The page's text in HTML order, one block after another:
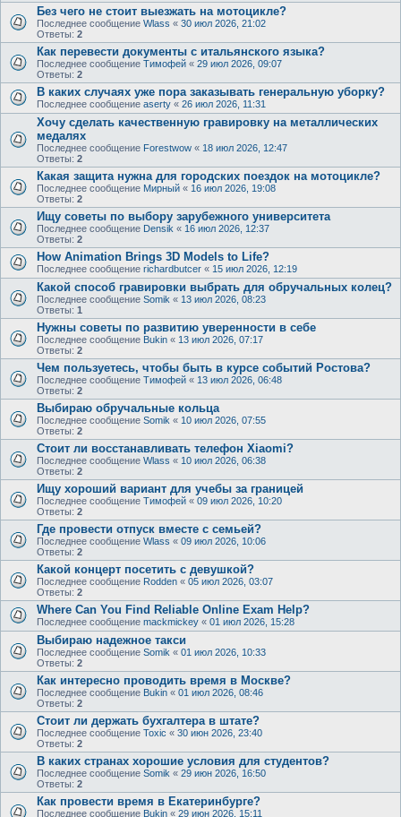
Без чего не стоит выезжать на мотоцикле?
Последнее сообщение Wlass « 30 июл 2026, 21:02
Ответы: 2
Как перевести документы с итальянского языка?
Последнее сообщение Тимофей « 29 июл 2026, 09:07
Ответы: 2
В каких случаях уже пора заказывать генеральную уборку?
Последнее сообщение aserty « 26 июл 2026, 11:31
Хочу сделать качественную гравировку на металлических
медалях
Последнее сообщение Forestwow « 18 июл 2026, 12:47
Ответы: 2
Какая защита нужна для городских поездок на мотоцикле?
Последнее сообщение Мирный « 16 июл 2026, 19:08
Ответы: 2
Ищу советы по выбору зарубежного университета
Последнее сообщение Densik « 16 июл 2026, 12:37
Ответы: 2
How Animation Brings 3D Models to Life?
Последнее сообщение richardbutcer « 15 июл 2026, 12:19
Какой способ гравировки выбрать для обручальных колец?
Последнее сообщение Somik « 13 июл 2026, 08:23
Ответы: 1
Нужны советы по развитию уверенности в себе
Последнее сообщение Bukin « 13 июл 2026, 07:17
Ответы: 2
Чем пользуетесь, чтобы быть в курсе событий Ростова?
Последнее сообщение Тимофей « 13 июл 2026, 06:48
Ответы: 2
Выбираю обручальные кольца
Последнее сообщение Somik « 10 июл 2026, 07:55
Ответы: 2
Стоит ли восстанавливать телефон Xiaomi?
Последнее сообщение Wlass « 10 июл 2026, 06:38
Ответы: 2
Ищу хороший вариант для учебы за границей
Последнее сообщение Тимофей « 09 июл 2026, 10:20
Ответы: 2
Где провести отпуск вместе с семьей?
Последнее сообщение Wlass « 09 июл 2026, 10:06
Ответы: 2
Какой концерт посетить с девушкой?
Последнее сообщение Rodden « 05 июл 2026, 03:07
Ответы: 2
Where Can You Find Reliable Online Exam Help?
Последнее сообщение mackmickey « 01 июл 2026, 15:28
Выбираю надежное такси
Последнее сообщение Somik « 01 июл 2026, 10:33
Ответы: 2
Как интересно проводить время в Москве?
Последнее сообщение Bukin « 01 июл 2026, 08:46
Ответы: 2
Стоит ли держать бухгалтера в штате?
Последнее сообщение Toxic « 30 июн 2026, 23:40
Ответы: 2
В каких странах хорошие условия для студентов?
Последнее сообщение Somik « 29 июн 2026, 16:50
Ответы: 2
Как провести время в Екатеринбурге?
Последнее сообщение Bukin « 29 июн 2026, 15:11